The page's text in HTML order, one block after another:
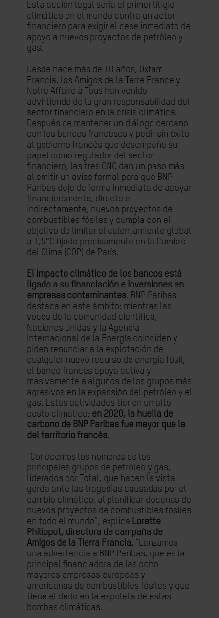
Esta acción legal sería el primer litigio
climático en el mundo contra un actor
financiero para exigir el cese inmediato de
apoyo a nuevos proyectos de petróleo y
gas.
Desde hace más de 10 años, Oxfam
Francia, los Amigos de la Terre France y
Notre Affaire à Tous han venido
advirtiendo de la gran responsabilidad del
sector financiero en la crisis climática.
Después de mantener un diálogo cercano
con los bancos franceses y pedir sin éxito
al gobierno francés que desempeñe su
papel como regulador del sector
financiero, las tres ONG dan un paso más
al emitir un aviso formal para que BNP
Paribas deje de forma inmediata de apoyar
financieramente, directa e
indirectamente, nuevos proyectos de
combustibles fósiles y cumpla con el
objetivo de limitar el calentamiento global
a 1,5°C fijado precisamente en la Cumbre
del Clima (COP) de París.
El impacto climático de los bancos está
ligado a su financiación e inversiones en
empresas contaminantes. BNP Paribas
destaca en este ámbito: mientras las
voces de la comunidad científica,
Naciones Unidas y la Agencia
Internacional de la Energía coinciden y
piden renunciar a la explotación de
cualquier nuevo recurso de energía fósil,
el banco francés apoya activa y
masivamente a algunos de los grupos más
agresivos en la expansión del petróleo y el
gas. Estas actividades tienen un alto
costo climático: en 2020, la huella de
carbono de BNP Paribas fue mayor que la
del territorio francés.
“Conocemos los nombres de los
principales grupos de petróleo y gas,
liderados por Total, que hacen la vista
gorda ante las tragedias causadas por el
cambio climático, al planificar docenas de
nuevos proyectos de combustibles fósiles
en todo el mundo”, explica Lorette
Philippot, directora de campaña de
Amigos de la Tierra Francia. “Lanzamos
una advertencia a BNP Paribas, que es la
principal financiadora de las ocho
mayores empresas europeas y
americanas de combustibles fósiles y que
tiene el dedo en la espoleta de estas
bombas climáticas.